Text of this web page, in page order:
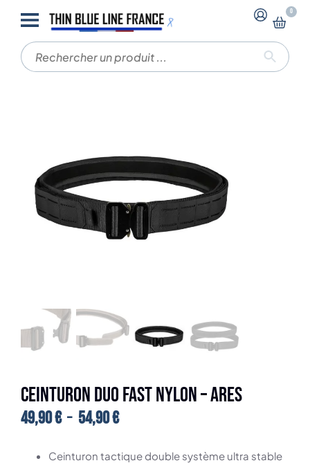
0
Accueil - Ceintures, ceinturons
CEINTURON DUO
FAST NYLON – ARES
CEINTURON DUO FAST NYLON – ARES
49,90€ – 54,90€
Ceinturon tactique double système ultra stable